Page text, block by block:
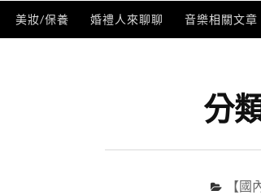
美妝/保養 婚禮人來聊聊 音樂相關文章
分
【國